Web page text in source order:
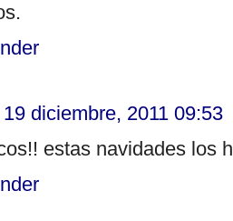
19 diciembre, 2011 09:53
estas navidades los